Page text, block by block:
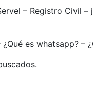
– Registro Civil
es whatsapp? –